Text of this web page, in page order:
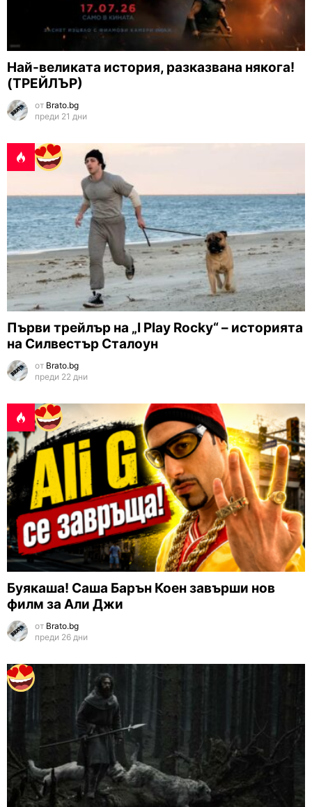
Най-великата история, разказвана някога!
(ТРЕЙЛЪР)
от Brato.bg
преди 21 дни
Първи трейлър на „I Play Rocky“ – историята
на Силвестър Сталоун
от Brato.bg
преди 22 дни
Буякаша! Саша Барън Коен завърши нов
филм за Али Джи
от Brato.bg
преди 26 дни